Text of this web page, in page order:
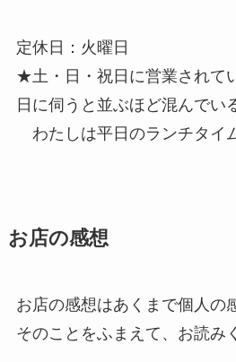
定休日：火曜日
★土・日・祝日に営業されて
日に伺うと並ぶほど混んでい
わたしは平日のランチタイ
お店の感想
お店の感想はあくまで個人の
そのことをふまえて、お読み